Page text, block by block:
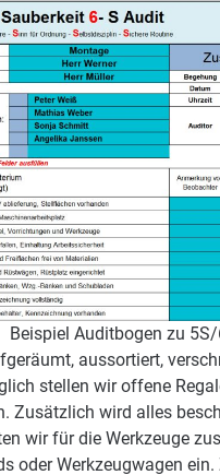
Beispiel Auditbogen zu 5S/
aussortiert,
stellen wir offene
Zusätzlich wird alles
wir für die Werkzeuge
oder Werkzeugwagen